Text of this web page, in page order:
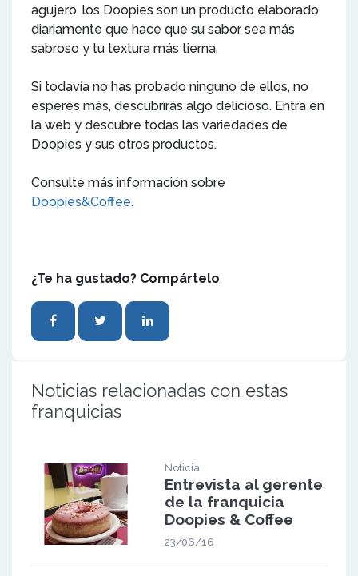
agujero, los Doopies son un producto elaborado
diariamente que hace que su sabor sea más
sabroso y tu textura más tierna.
Si todavía no has probado ninguno de ellos, no
esperes más, descubrirás algo delicioso. Entra en
la web y descubre todas las variedades de
Doopies y sus otros productos.
Consulte más información sobre
Doopies&Coffee.
¿Te ha gustado? Compártelo
Noticias relacionadas con estas
franquicias
Noticia
Entrevista al gerente
de la franquicia
Doopies & Coffee
23/06/16